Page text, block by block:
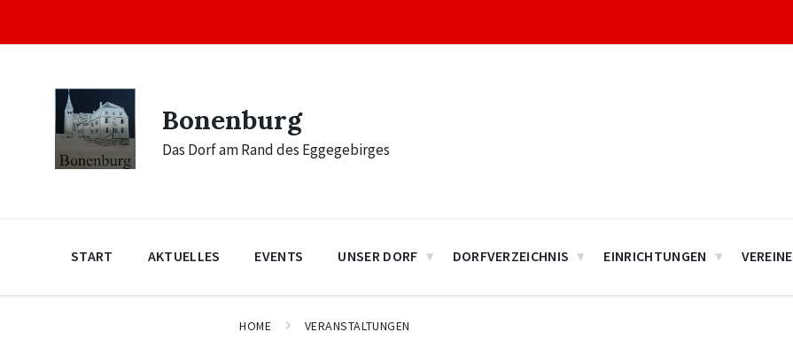
content
main
footer
Bonenburg
Das Dorf am Rand des Eggegebirges
START AKTUELLES EVENTS UNSER DORF DORFVERZEICHNIS EINRICHTUNGEN VEREINE
HOME VERANSTALTUNGEN